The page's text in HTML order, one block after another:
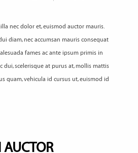
nec dolor et, euismod auctor mauris.
diam, nec accumsan mauris consequat
fames ac ante ipsum primis in
dui, scelerisque at purus at, mollis mattis
quam, vehicula id cursus ut, euismod id